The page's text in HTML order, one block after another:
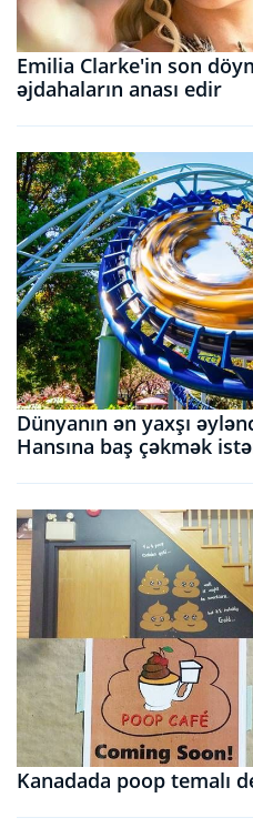
Emilia Clarke'in son
əjdahaların anası edir
Dünyanın ən yaxşı
Hansına baş çəkmək
Kanadada poop temalı